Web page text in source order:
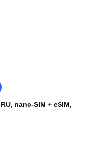
nano-SIM + eSIM,